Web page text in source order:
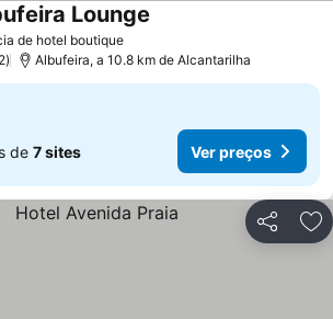
de hotel boutiqueVer preços
Lounge
Albufeira, a 10.8 km de Alcantarilha
de 7 sites Ver preços
Partilhar